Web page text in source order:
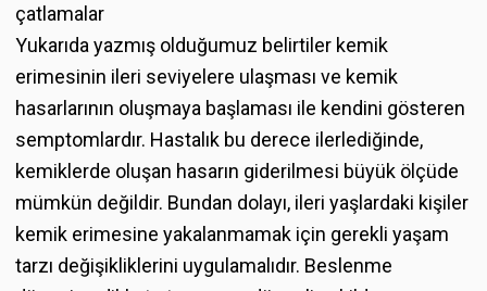
çatlamalar
Yukarıda yazmış olduğumuz belirtiler kemik
erimesinin ileri seviyelere ulaşması ve kemik
hasarlarının oluşmaya başlaması ile kendini gösteren
semptomlardır. Hastalık bu derece ilerlediğinde,
kemiklerde oluşan hasarın giderilmesi büyük ölçüde
mümkün değildir. Bundan dolayı, ileri yaşlardaki kişiler
kemik erimesine yakalanmamak için gerekli yaşam
tarzı değişikliklerini uygulamalıdır. Beslenme